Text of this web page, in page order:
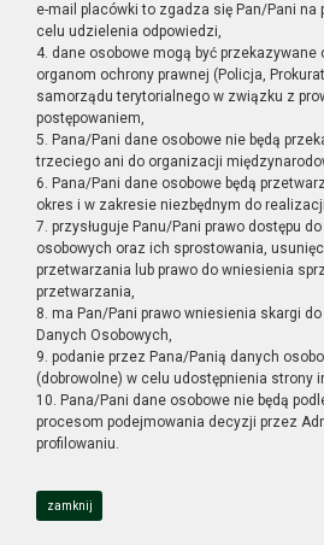
e-mail placówki to zgadza się Pan/Pani
celu udzielenia odpowiedzi,
4. dane osobowe mogą być przekazywane
organom ochrony prawnej (Policja,
samorządu terytorialnego w związku z
postępowaniem,
5. Pana/Pani dane osobowe nie będą
trzeciego ani do organizacji
6. Pana/Pani dane osobowe będą
okres i w zakresie niezbędnym do
7. przysługuje Panu/Pani prawo dostępu
osobowych oraz ich sprostowania,
przetwarzania lub prawo do wniesienia
przetwarzania,
8. ma Pan/Pani prawo wniesienia skargi
Danych Osobowych,
9. podanie przez Pana/Panią danych
(dobrowolne) w celu udostępnienia strony
10. Pana/Pani dane osobowe nie będą
procesom podejmowania decyzji przez
profilowaniu.
zamknij